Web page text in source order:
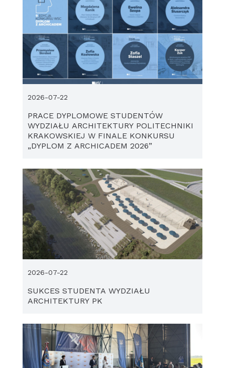
PRACE DYPLOMOWE STUDENTÓW
WYDZIAŁU ARCHITEKTURY POLITECHNIKI
KRAKOWSKIEJ W FINALE KONKURSU
„DYPLOM Z ARCHICADEM 2026”
2026-07-22
SUKCES STUDENTA WYDZIAŁU
ARCHITEKTURY PK
2026-07-22